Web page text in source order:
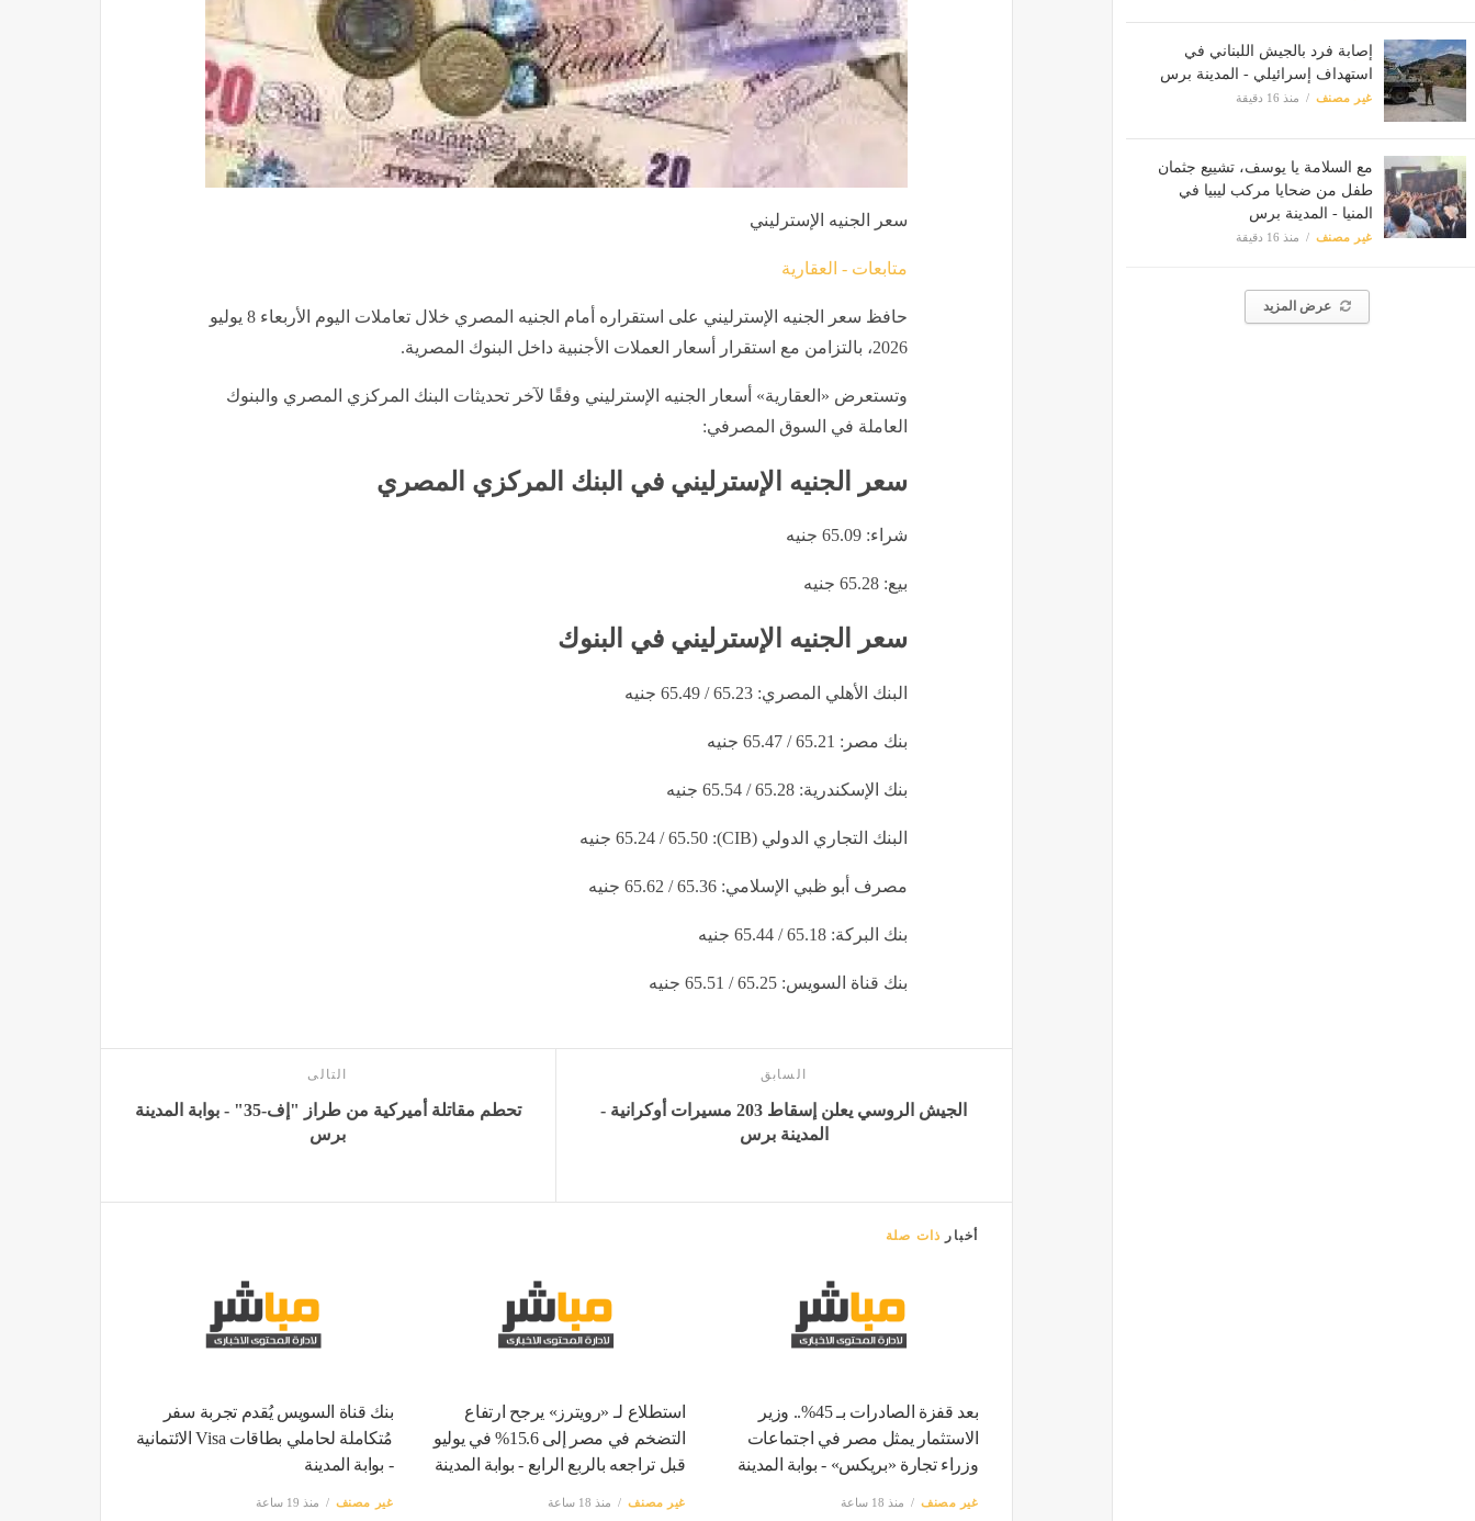
إصابة فرد بالجيش اللبناني في
استهداف إسرائيلي - المدينة برس
غير مصنف منذ 16 دقيقة
مع السلامة يا يوسف، تشييع جثمان
طفل من ضحايا مركب ليبيا في
المنيا - المدينة برس
غير مصنف منذ 16 دقيقة
عرض المزيد
سعر الجنيه الإسترليني
متابعات - العقارية
حافظ سعر الجنيه الإسترليني على استقراره أمام الجنيه المصري خلال تعاملات اليوم الأربعاء 8 يوليو
2026، بالتزامن مع استقرار أسعار العملات الأجنبية داخل البنوك المصرية.
وتستعرض «العقارية» أسعار الجنيه الإسترليني وفقًا لآخر تحديثات البنك المركزي المصري والبنوك
العاملة في السوق المصرفي:
سعر الجنيه الإسترليني في البنك المركزي المصري
شراء: 65.09 جنيه
بيع: 65.28 جنيه
سعر الجنيه الإسترليني في البنوك
البنك الأهلي المصري: 65.23 / 65.49 جنيه
بنك مصر: 65.21 / 65.47 جنيه
بنك الإسكندرية: 65.28 / 65.54 جنيه
البنك التجاري الدولي (CIB): 65.24 / 65.50 جنيه
مصرف أبو ظبي الإسلامي: 65.36 / 65.62 جنيه
بنك البركة: 65.18 / 65.44 جنيه
بنك قناة السويس: 65.25 / 65.51 جنيه
السابق
الجيش الروسي يعلن إسقاط 203 مسيرات أوكرانية -
المدينة برس
التالى
تحطم مقاتلة أميركية من طراز "إف-35" - بوابة المدينة
برس
أخبار ذات صلة
بعد قفزة الصادرات بـ 45%.. وزير
الاستثمار يمثل مصر في اجتماعات
وزراء تجارة «بريكس» - بوابة المدينة
غير مصنف منذ 18 ساعة
استطلاع لـ «رويترز» يرجح ارتفاع
التضخم في مصر إلى 15.6% في يوليو
قبل تراجعه بالربع الرابع - بوابة المدينة
غير مصنف منذ 18 ساعة
بنك قناة السويس يُقدم تجربة سفر
مُتكاملة لحاملي بطاقات Visa الائتمانية
- بوابة المدينة
غير مصنف منذ 19 ساعة